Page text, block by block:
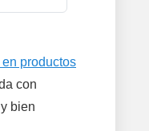
en productos
con
bien